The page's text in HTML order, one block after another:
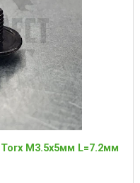
M3.5x5мм L=7.2мм